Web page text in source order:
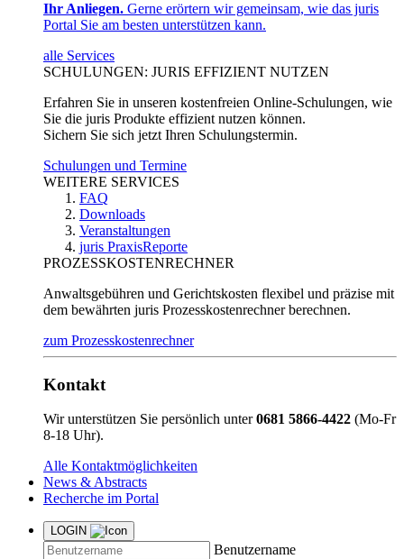
Ihr Anliegen. Gerne erörtern wir gemeinsam, wie das juris
Portal Sie am besten unterstützen kann.
alle Services
SCHULUNGEN: JURIS EFFIZIENT NUTZEN
Erfahren Sie in unseren kostenfreien Online-Schulungen, wie
Sie die juris Produkte effizient nutzen können.
Sichern Sie sich jetzt Ihren Schulungstermin.
Schulungen und Termine
WEITERE SERVICES
FAQ
Downloads
Veranstaltungen
juris PraxisReporte
PROZESSKOSTENRECHNER
Anwaltsgebühren und Gerichtskosten flexibel und präzise mit
dem bewährten juris Prozesskostenrechner berechnen.
zum Prozesskostenrechner
Kontakt
Wir unterstützen Sie persönlich unter0681 5866-4422 (Mo-Fr
8-18 Uhr).
Alle Kontaktmöglichkeiten
News & Abstracts
Recherche im Portal
LOGIN
Benutzername